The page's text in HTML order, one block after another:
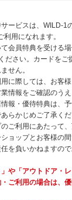
ービスは、WILD-1
用になれます。
会員特典を受ける
ださい。カードをご
せん。
に際しては、お客
情報をご確認のうえ
報・優待特典は、
らかじめご了承くだ
ご利用にあたって
ョップとお客様の
を負いかねますの
」や「アウトドア・
ご利用の場合は、